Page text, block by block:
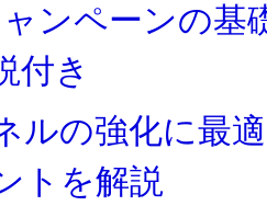
ンペーンの
付き
ルの強化に最
トを解説